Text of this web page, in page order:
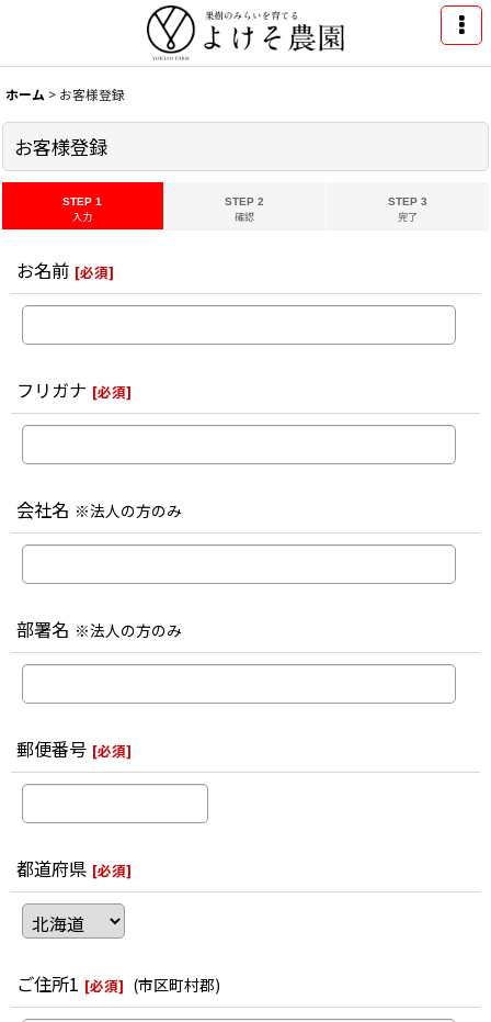
ホーム > お客様登録
お客様登録
STEP 1
入力
STEP 2
確認
STEP 3
完了
お名前 [必須]
フリガナ [必須]
会社名 ※法人の方のみ
部署名 ※法人の方のみ
郵便番号 [必須]
都道府県 [必須]
ご住所1 [必須] (市区町村郡)